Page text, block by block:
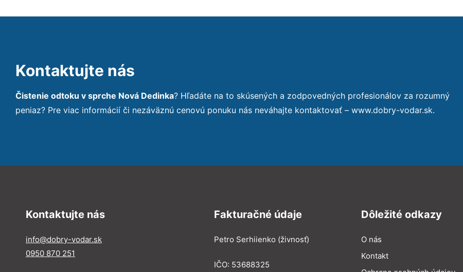
Kontaktujte nás
Čistenie odtoku v sprche Nová Dedinka? Hľadáte na to skúsených a zodpovedných profesionálov za rozumný
peniaz? Pre viac informácií či nezáväznú cenovú ponuku nás neváhajte kontaktovať – www.dobry-vodar.sk.
Kontaktujte nás
info@dobry-vodar.sk
0950 870 251
Fakturačné údaje
Petro Serhiienko (živnosť)
IČO: 53688325
Dôležité odkazy
O nás
Kontakt